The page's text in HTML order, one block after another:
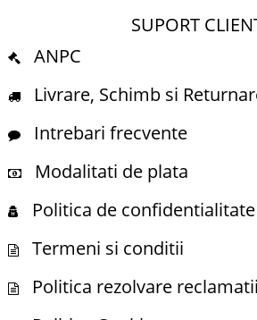
SUPORT
ANPC
Livrare, Schimb si
Intrebari frecvente
Modalitati de plata
Politica de confidentialitate
Termeni si conditii
Politica rezolvare